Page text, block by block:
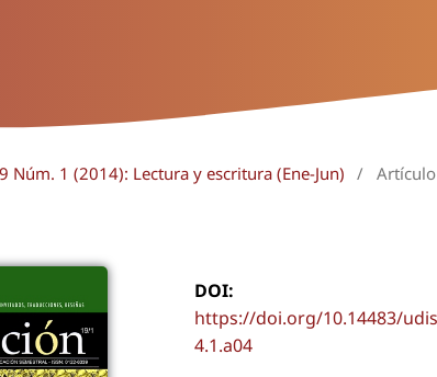
Núm. 1 (2014): Lectura y escritura (Ene-Jun) /
DOI:
https://doi.org/10.14483/
4.1.a04